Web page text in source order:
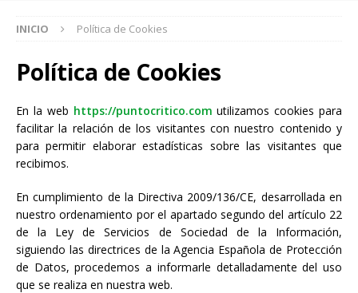
INICIO Política de Cookies
Política de Cookies
En la web https://puntocritico.com utilizamos cookies para
facilitar la relación de los visitantes con nuestro contenido y
para permitir elaborar estadísticas sobre las visitantes que
recibimos.
En cumplimiento de la Directiva 2009/136/CE, desarrollada en
nuestro ordenamiento por el apartado segundo del artículo 22
de la Ley de Servicios de Sociedad de la Información,
siguiendo las directrices de la Agencia Española de Protección
de Datos, procedemos a informarle detalladamente del uso
que se realiza en nuestra web.